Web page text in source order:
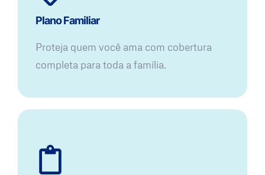
Plano Familiar
Proteja quem você ama com cobertura
completa para toda a família.